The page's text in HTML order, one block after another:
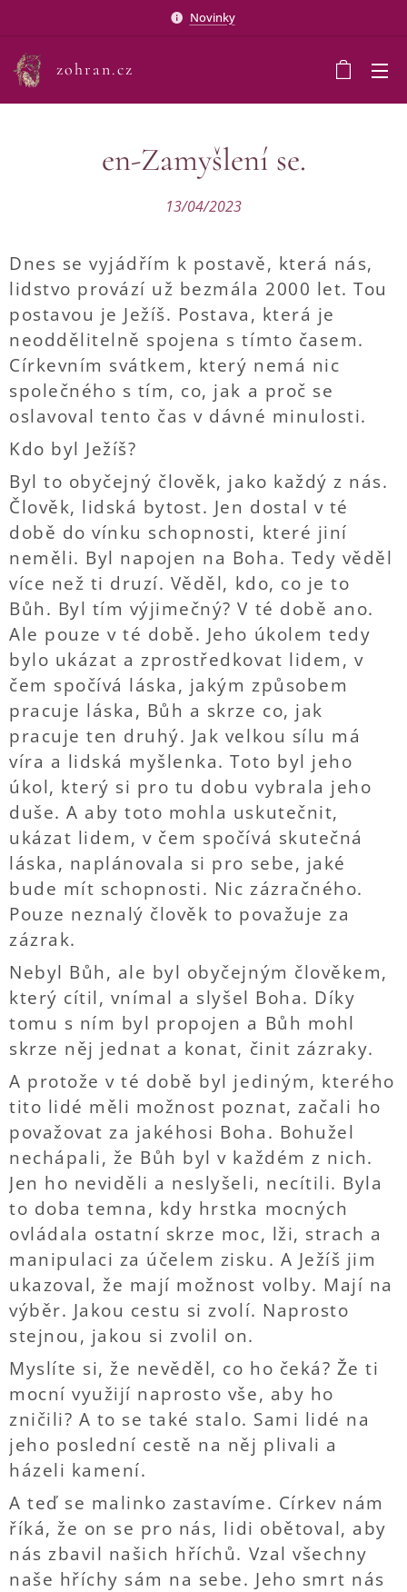
Novinky
zohran.cz
en-Zamyšlení se.
13/04/2023
Dnes se vyjádřím k postavě, která nás,
lidstvo provází už bezmála 2000 let. Tou
postavou je Ježíš. Postava, která je
neoddělitelně spojena s tímto časem.
Církevním svátkem, který nemá nic
společného s tím, co, jak a proč se
oslavoval tento čas v dávné minulosti.
Kdo byl Ježíš?
Byl to obyčejný člověk, jako každý z nás.
Člověk, lidská bytost. Jen dostal v té
době do vínku schopnosti, které jiní
neměli. Byl napojen na Boha. Tedy věděl
více než ti druzí. Věděl, kdo, co je to
Bůh. Byl tím výjimečný? V té době ano.
Ale pouze v té době. Jeho úkolem tedy
bylo ukázat a zprostředkovat lidem, v
čem spočívá láska, jakým způsobem
pracuje láska, Bůh a skrze co, jak
pracuje ten druhý. Jak velkou sílu má
víra a lidská myšlenka. Toto byl jeho
úkol, který si pro tu dobu vybrala jeho
duše. A aby toto mohla uskutečnit,
ukázat lidem, v čem spočívá skutečná
láska, naplánovala si pro sebe, jaké
bude mít schopnosti. Nic zázračného.
Pouze neznalý člověk to považuje za
zázrak.
Nebyl Bůh, ale byl obyčejným člověkem,
který cítil, vnímal a slyšel Boha. Díky
tomu s ním byl propojen a Bůh mohl
skrze něj jednat a konat, činit zázraky.
A protože v té době byl jediným, kterého
tito lidé měli možnost poznat, začali ho
považovat za jakéhosi Boha. Bohužel
nechápali, že Bůh byl v každém z nich.
Jen ho neviděli a neslyšeli, necítili. Byla
to doba temna, kdy hrstka mocných
ovládala ostatní skrze moc, lži, strach a
manipulaci za účelem zisku. A Ježíš jim
ukazoval, že mají možnost volby. Mají na
výběr. Jakou cestu si zvolí. Naprosto
stejnou, jakou si zvolil on.
Myslíte si, že nevěděl, co ho čeká? Že ti
mocní využijí naprosto vše, aby ho
zničili? A to se také stalo. Sami lidé na
jeho poslední cestě na něj plivali a
házeli kamení.
A teď se malinko zastavíme. Církev nám
říká, že on se pro nás, lidi obětoval, aby
nás zbavil našich hříchů. Vzal všechny
naše hříchy sám na sebe. Jeho smrt nás